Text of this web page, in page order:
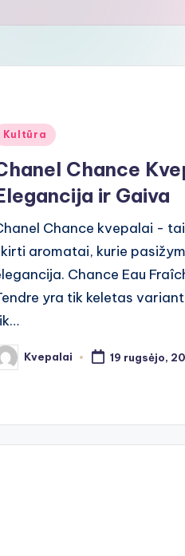
Kultūra
Chance
ir Gaiva
Chance kvepalai -
aromatai, kurie
Chance Eau
yra tik keletas
Kvepalai 19 rugsėjo,